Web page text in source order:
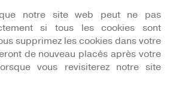
notre site web peut ne pas
si tous les cookies sont
supprimez les cookies dans votre
de nouveau placés après votre
vous revisiterez notre site